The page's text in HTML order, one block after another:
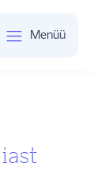
Menüü